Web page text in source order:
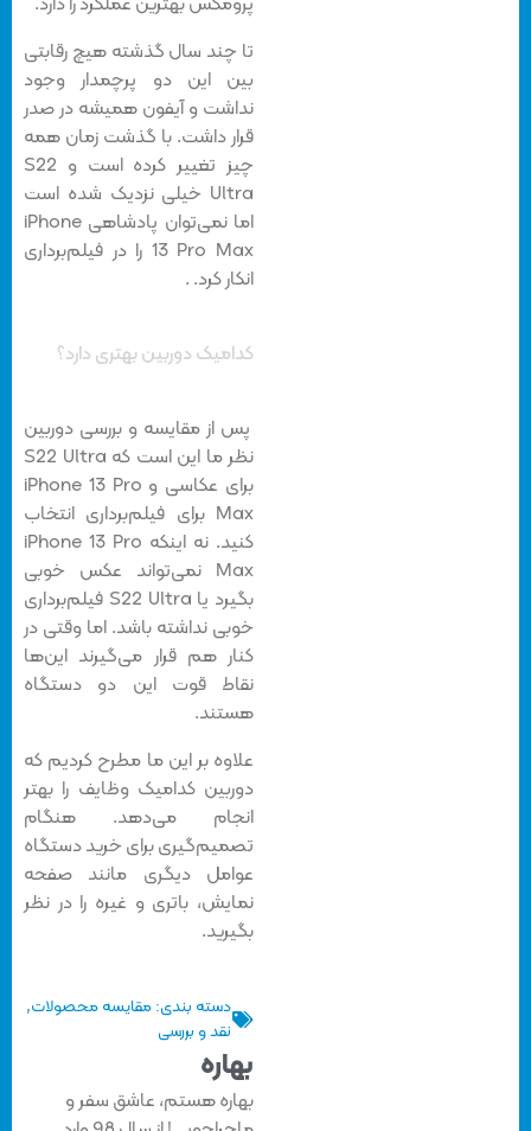
تا چند سال گذشته هیچ رقابتی
بین این دو پرچمدار وجود
نداشت و آیفون همیشه در صدر
قرار داشت. با گذشت زمان همه
چیز تغییر کرده است و S22
Ultra خیلی نزدیک شده است
اما نمی‌توان پادشاهی iPhone
13 Pro Max را در فیلم‌برداری
انکار کرد. .
کدامیک دوربین بهتری دارد؟
پس از مقایسه و بررسی دوربین
نظر ما این است که S22 Ultra
برای عکاسی و iPhone 13 Pro
Max برای فیلم‌برداری انتخاب
کنید. نه اینکه iPhone 13 Pro
Max نمی‌تواند عکس خوبی
بگیرد یا S22 Ultra فیلم‌برداری
خوبی نداشته باشد. اما وقتی در
کنار هم قرار می‌گیرند این‌ها
نقاط قوت این دو دستگاه
هستند.
علاوه بر این ما مطرح کردیم که
دوربین کدامیک وظایف را بهتر
انجام می‌دهد. هنگام
تصمیم‌گیری برای خرید دستگاه
عوامل دیگری مانند صفحه
نمایش، باتری و غیره را در نظر
بگیرید.
دسته بندی: مقایسه محصولات,
نقد و بررسی
بهاره
بهاره هستم، عاشق سفر و